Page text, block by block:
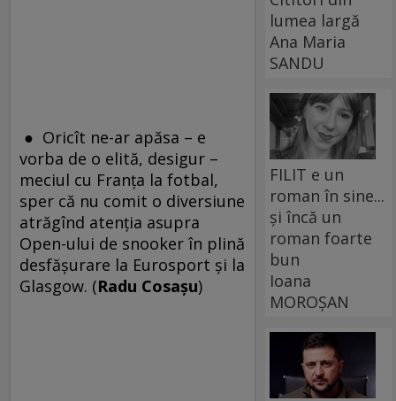
● Oricît ne-ar apăsa – e
vorba de o elită, desigur –
meciul cu Franţa la fotbal,
sper că nu comit o diversiune
atrăgînd atenţia asupra
Open-ului de snooker în plină
desfăşurare la Eurosport şi la
Glasgow. (Radu Cosaşu)
lumea largă
Ana Maria
SANDU
FILIT e un
roman în sine...
și încă un
roman foarte
bun
Ioana
MOROȘAN